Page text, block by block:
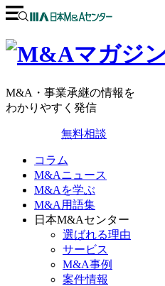
M&A・事業承継の情報を
わかりやすく発信
無料相談
コラム
M&Aニュース
M&Aを学ぶ
M&A用語集
日本M&Aセンター
選ばれる理由
サービス
M&A事例
案件情報